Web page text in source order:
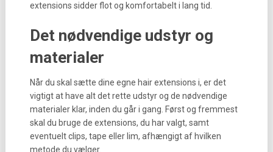
extensions sidder flot og komfortabelt i lang tid.
Det nødvendige udstyr og
materialer
Når du skal sætte dine egne hair extensions i, er det
vigtigt at have alt det rette udstyr og de nødvendige
materialer klar, inden du går i gang. Først og fremmest
skal du bruge de extensions, du har valgt, samt
eventuelt clips, tape eller lim, afhængigt af hvilken
metode du vælger.